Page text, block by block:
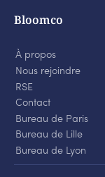
Bloomco
À propos
Nous rejoindre
RSE
Contact
Bureau de Paris
Bureau de Lille
Bureau de Lyon